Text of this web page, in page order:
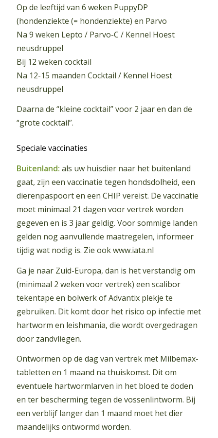
Op de leeftijd van 6 weken PuppyDP
(hondenziekte (= hondenziekte) en Parvo
Na 9 weken Lepto / Parvo-C / Kennel Hoest
neusdruppel
Bij 12 weken cocktail
Na 12-15 maanden Cocktail / Kennel Hoest
neusdruppel
Daarna de “kleine cocktail” voor 2 jaar en dan de
“grote cocktail”.
Speciale vaccinaties
Buitenland: als uw huisdier naar het buitenland
gaat, zijn een vaccinatie tegen hondsdolheid, een
dierenpaspoort en een CHIP vereist. De vaccinatie
moet minimaal 21 dagen voor vertrek worden
gegeven en is 3 jaar geldig. Voor sommige landen
gelden nog aanvullende maatregelen, informeer
tijdig wat nodig is. Zie ook www.iata.nl
Ga je naar Zuid-Europa, dan is het verstandig om
(minimaal 2 weken voor vertrek) een scalibor
tekentape en bolwerk of Advantix plekje te
gebruiken. Dit komt door het risico op infectie met
hartworm en leishmania, die wordt overgedragen
door zandvliegen.
Ontwormen op de dag van vertrek met Milbemax-
tabletten en 1 maand na thuiskomst. Dit om
eventuele hartwormlarven in het bloed te doden
en ter bescherming tegen de vossenlintworm. Bij
een verblijf langer dan 1 maand moet het dier
maandelijks ontwormd worden.